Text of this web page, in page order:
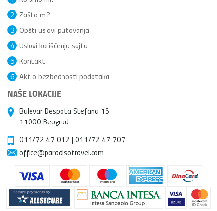
Zašto mi?
2
Opšti uslovi putovanja
3
Uslovi korišćenja sajta
4
Kontakt
5
Akt o bezbednosti podataka
6
NAŠE LOKACIJE
Bulevar Despota Stefana 15
11000 Beograd
011/72 47 012 | 011/72 47 707
office@paradisotravel.com